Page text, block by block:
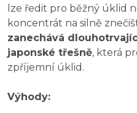
lze ředit pro běžný úklid
koncentrát na silně
zanechává
japonské třešně, která
zpříjemní úklid.
Výhody: